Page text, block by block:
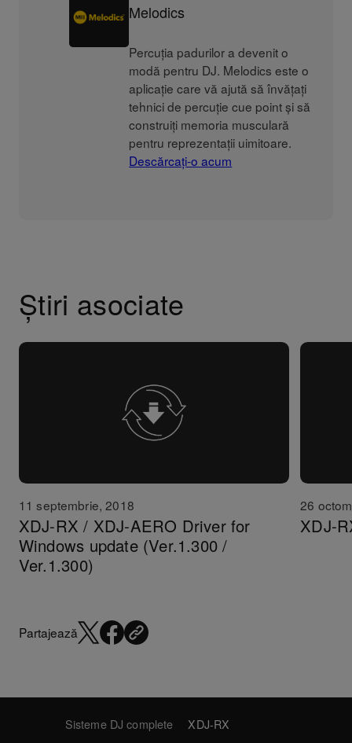
Melodics
Percuția padurilor a devenit o
modă pentru DJ. Melodics este o
aplicație care vă ajută să învățați
tehnici de percuție cue point și să
construiți memoria musculară
pentru reprezentații uimitoare.
Descărcați-o acum
Știri asociate
11 septembrie, 2018
XDJ-RX / XDJ-AERO Driver for
Windows update (Ver.1.300 /
Ver.1.300)
26
XDJ-
Partajează
Sisteme DJ complete XDJ-RX